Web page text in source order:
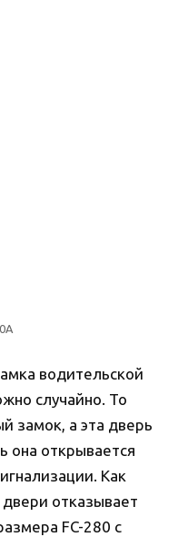
водительской
случайно. То
замок, а эта дверь
она открывается
Как
отказывает
FC-280 с